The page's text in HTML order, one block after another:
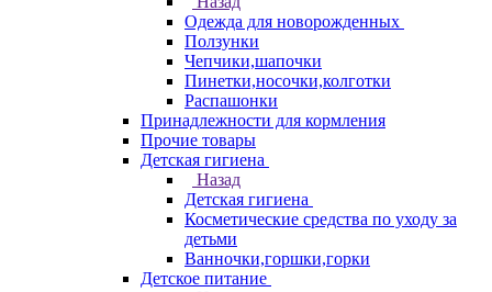
Одежда для новорожденных
Ползунки
Чепчики,шапочки
Пинетки,носочки,колготки
Распашонки
Принадлежности для кормления
Прочие товары
Детская гигиена
Назад
Детская гигиена
Косметические средства по уходу за
детьми
Ванночки,горшки,горки
Детское питание